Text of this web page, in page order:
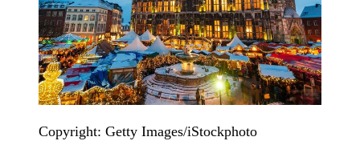
Copyright: Getty Images/iStockphoto